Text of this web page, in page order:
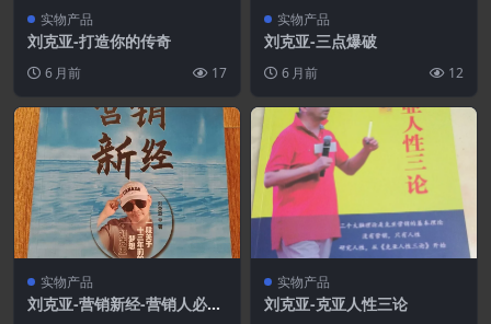
实物产品
刘克亚-打造你的传奇
6 月前 17
实物产品
刘克亚-三点爆破
6 月前 12
实物产品
刘克亚-营销新经-营销人必选
实物产品
刘克亚-克亚人性三论